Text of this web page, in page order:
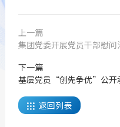
上一篇
集团党委开展党员干部慰
下一篇
基层党员“创先争优”公开
 返回列表